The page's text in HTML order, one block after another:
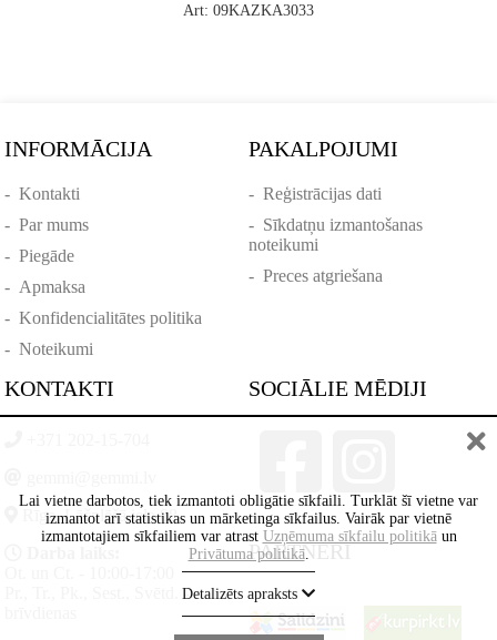
Art: 09KAZKA3033
INFORMĀCIJA
-Kontakti
-Par mums
-Piegāde
- Apmaksa
-Konfidencialitātes politika
-Noteikumi
PAKALPOJUMI
- Reģistrācijas dati
- Sīkdatņu izmantošanas
noteikumi
- Preces atgriešana
KONTAKTI
Rīga, Lāčplēšā iela 88
Pr., Tr., Pk., Sest., Svētd. -
SOCIĀLIE MĒDIJI
PARTNERI
Lai vietne darbotos, tiek izmantoti obligātie sīkfaili. Turklāt šī vietne var
izmantot arī statistikas un mārketinga sīkfailus. Vairāk par vietnē
izmantotajiem sīkfailiem var atrast Uzņēmuma sīkfailu politikāun
Privātuma politikā.
Detalizēts apraksts